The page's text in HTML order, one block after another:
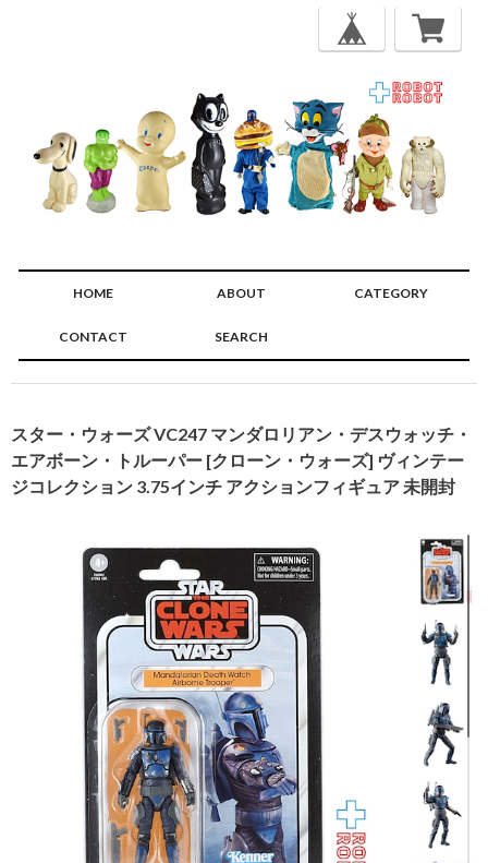
HOME ABOUT CATEGORY
CONTACT SEARCH
スター・ウォーズ VC247 マンダロリアン・デスウォッチ・
エアボーン・トルーパー [クローン・ウォーズ] ヴィンテー
ジコレクション 3.75インチ アクションフィギュア 未開封